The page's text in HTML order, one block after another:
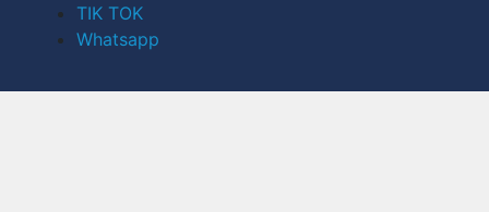
TIK TOK
Whatsapp